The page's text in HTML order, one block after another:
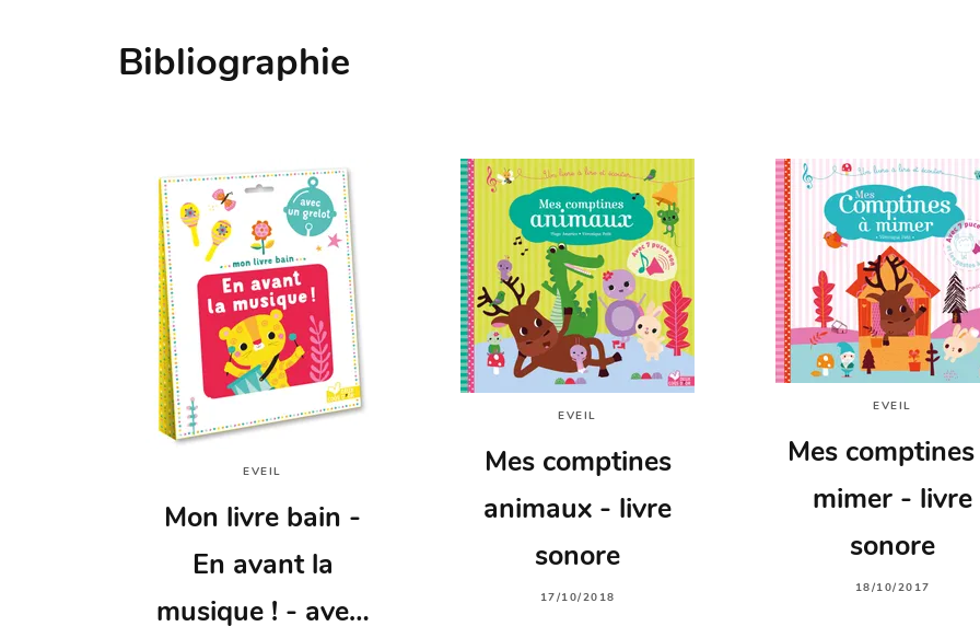
Bibliographie
EVEIL
Mon livre bain -
En avant la
musique ! - ave…
EVEIL
Mes comptines
animaux - livre
sonore
17/10/2018
EVEIL
Mes comptines
mimer - livre
sonore
18/10/2017